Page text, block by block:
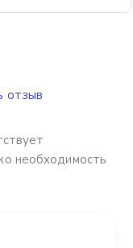
необходимость
отзыв